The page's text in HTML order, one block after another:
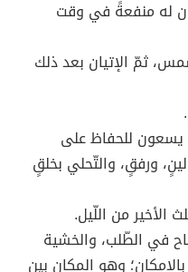
له منفعةً في وقت
ثمّ الإتيان بعد ذلك
يسعون للحفاظ على
ورفقٍ، والتّحلي بخلقٍ
الأخير من اللّيل.
في الطّلب، والخشية
وهو المكان بين